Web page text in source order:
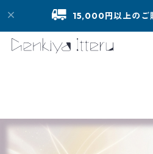
15,000円以上のご